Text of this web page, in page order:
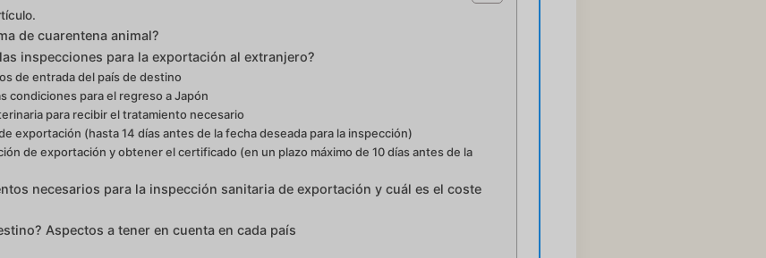
de cuarentena animal?
inspecciones para la exportación al extranjero?
de entrada del país de destino
condiciones para el regreso a Japón
para recibir el tratamiento necesario
exportación (hasta 14 días antes de la fecha deseada para la inspección)
de exportación y obtener el certificado (en un plazo máximo de 10 días antes de la
necesarios para la inspección sanitaria de exportación y cuál es el coste
Aspectos a tener en cuenta en cada país